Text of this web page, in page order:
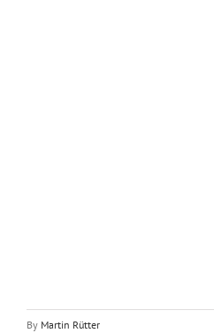
By Martin Rütter